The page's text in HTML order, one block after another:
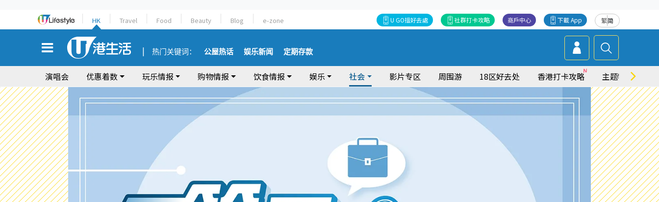
HK Travel Food Beauty Blog e-zone 繁简
下載 App
商戶中心
社群打卡攻略
U GO搵好去處
热门关键词： 公屋热话 娱乐新闻 定期存款
演唱会 优惠着数 玩乐情报 购物情报 饮食情报 娱乐 社会 影片专区 周围游 18区好去处 香港打卡攻略 主题特集